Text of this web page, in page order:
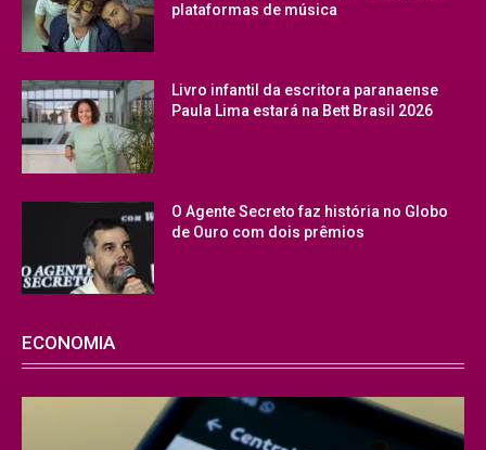
plataformas de música
Livro infantil da escritora paranaense
Paula Lima estará na Bett Brasil 2026
O Agente Secreto faz história no Globo
de Ouro com dois prêmios
ECONOMIA